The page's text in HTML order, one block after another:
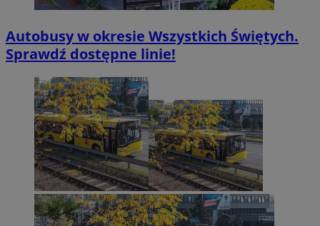
Autobusy w okresie Wszystkich Świętych.
Sprawdź dostępne linie!